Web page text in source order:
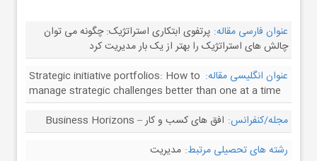
عنوان فارسی مقاله: پرتفوی ابتکاری استراتژیک: چگونه می توان
چالش های استراتژیک را بهتر از یک بار مدیریت کرد
عنوان انگلیسی مقاله: Strategic initiative portfolios: How to
manage strategic challenges better than one at a time
مجله/کنفرانس: افق های کسب و کار – Business Horizons
رشته های تحصیلی مرتبط: مدیریت